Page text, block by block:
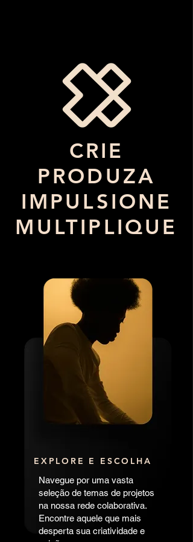
CRIE
PRODUZA
IMPULSIONE
MULTIPLIQUE
EXPLORE E ESCOLHA
Navegue por uma vasta
seleção de temas de projetos
na nossa rede colaborativa.
Encontre aquele que mais
desperta sua criatividade e